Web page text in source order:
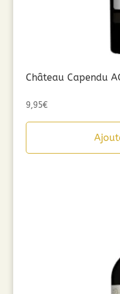
Château Capendu
9,95€